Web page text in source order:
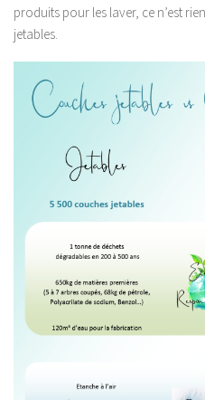
produits pour les laver, ce n’est
jetables.